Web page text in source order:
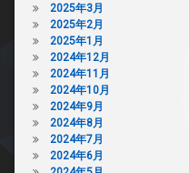
2025年3月
2025年2月
2025年1月
2024年12月
2024年11月
2024年10月
2024年9月
2024年8月
2024年7月
2024年6月